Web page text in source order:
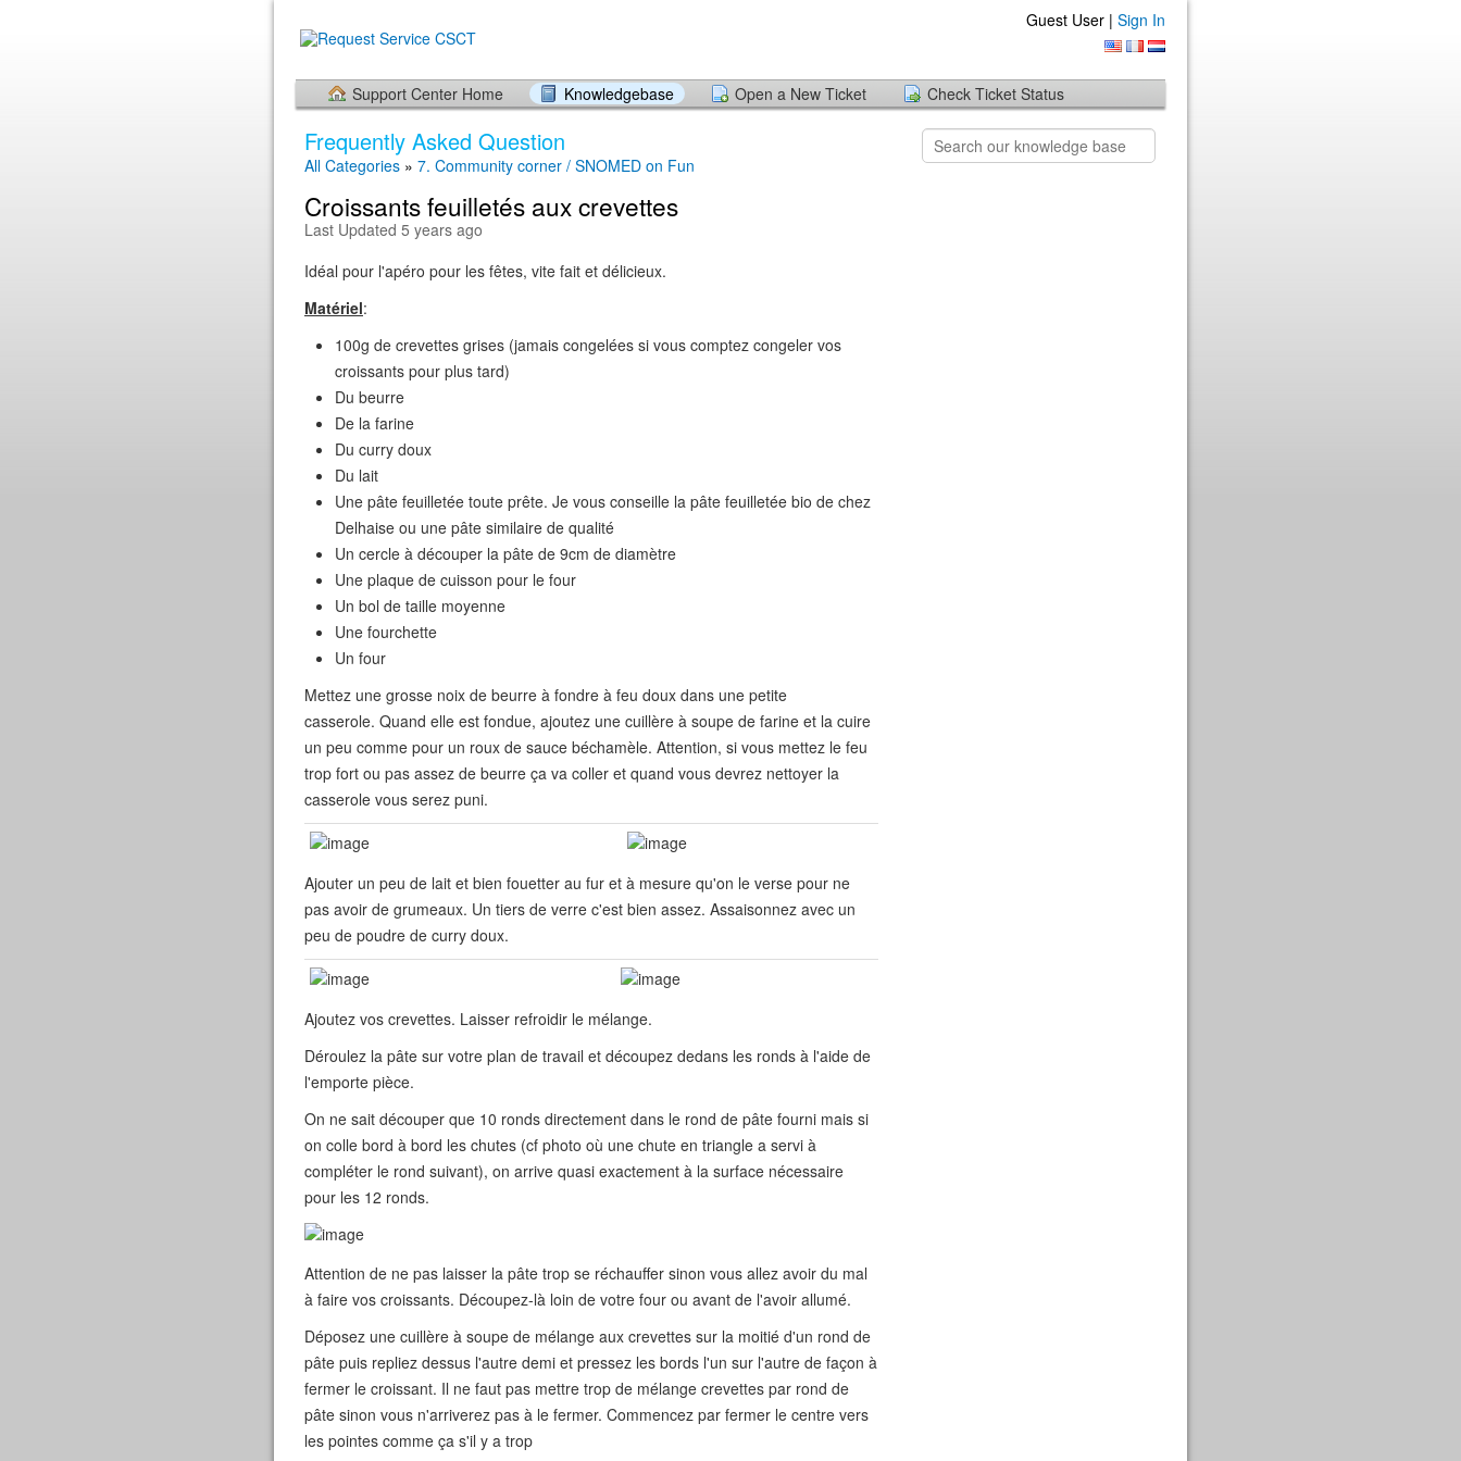
Guest User | Sign In
Support Center Home Knowledgebase Open a New Ticket Check Ticket Status
Frequently Asked Question
All Categories » 7. Community corner / SNOMED on Fun
Croissants feuilletés aux crevettes
Last Updated 5 years ago
Idéal pour l'apéro pour les fêtes, vite fait et délicieux.
Matériel:
100g de crevettes grises (jamais congelées si vous comptez congeler vos
croissants pour plus tard)
Du beurre
De la farine
Du curry doux
Du lait
Une pâte feuilletée toute prête. Je vous conseille la pâte feuilletée bio de chez
Delhaise ou une pâte similaire de qualité
Un cercle à découper la pâte de 9cm de diamètre
Une plaque de cuisson pour le four
Un bol de taille moyenne
Une fourchette
Un four
Mettez une grosse noix de beurre à fondre à feu doux dans une petite
casserole. Quand elle est fondue, ajoutez une cuillère à soupe de farine et la cuire
un peu comme pour un roux de sauce béchamèle. Attention, si vous mettez le feu
trop fort ou pas assez de beurre ça va coller et quand vous devrez nettoyer la
casserole vous serez puni.
Ajouter un peu de lait et bien fouetter au fur et à mesure qu'on le verse pour ne
pas avoir de grumeaux. Un tiers de verre c'est bien assez. Assaisonnez avec un
peu de poudre de curry doux.
Ajoutez vos crevettes. Laisser refroidir le mélange.
Déroulez la pâte sur votre plan de travail et découpez dedans les ronds à l'aide de
l'emporte pièce.
On ne sait découper que 10 ronds directement dans le rond de pâte fourni mais si
on colle bord à bord les chutes (cf photo où une chute en triangle a servi à
compléter le rond suivant), on arrive quasi exactement à la surface nécessaire
pour les 12 ronds.
Attention de ne pas laisser la pâte trop se réchauffer sinon vous allez avoir du mal
à faire vos croissants. Découpez-là loin de votre four ou avant de l'avoir allumé.
Déposez une cuillère à soupe de mélange aux crevettes sur la moitié d'un rond de
pâte puis repliez dessus l'autre demi et pressez les bords l'un sur l'autre de façon à
fermer le croissant. Il ne faut pas mettre trop de mélange crevettes par rond de
pâte sinon vous n'arriverez pas à le fermer. Commencez par fermer le centre vers
les pointes comme ça s'il y a trop